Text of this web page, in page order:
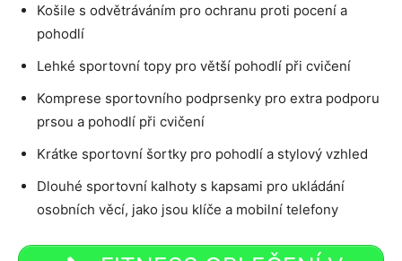
Košile s odvětráváním pro ochranu proti pocení a
pohodlí
Lehké sportovní topy pro větší pohodlí při cvičení
Komprese sportovního podprsenky pro extra podporu
prsou a pohodlí při cvičení
Krátke sportovní šortky pro pohodlí a stylový vzhled
Dlouhé sportovní kalhoty s kapsami pro ukládání
osobních věcí, jako jsou klíče a mobilní telefony